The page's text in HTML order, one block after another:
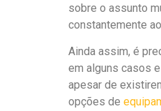
sobre o assunto
constantemente
Ainda assim, é
em alguns casos
apesar de
opções de